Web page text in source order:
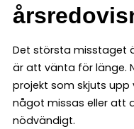
Det största misstaget
är att vänta för länge.
projekt som skjuts upp
något missas eller att
nödvändigt.